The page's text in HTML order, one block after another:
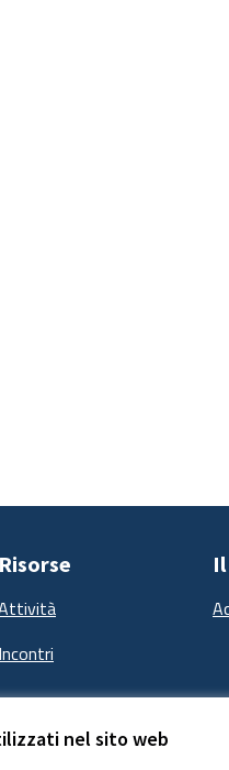
nel sito web
Risorse
Incontri